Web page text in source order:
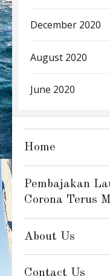
December 2020
August 2020
June 2020
Home
Pembajakan
Corona Terus
About Us
Contact Us